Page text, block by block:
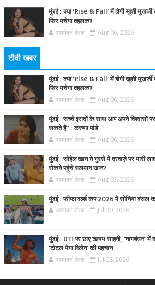
मुंबई : क्या ‘Rise & Fall’ में होगी खुशी मुखर्जी
फिर मचेगा तहलका!
आर्यावर्त डेस्क Aug 06, 2026
टीवी खबर
मुंबई : क्या ‘Rise & Fall’ में होगी खुशी मुखर्जी
फिर मचेगा तहलका!
आर्यावर्त डेस्क Aug 06, 2026
मुंबई : सच्चे इरादों के साथ आप अपने विश्वासों
सकते हैं” : करुणा पांडे
आर्यावर्त डेस्क Aug 06, 2026
मुंबई : सोहेल खान ने गुस्से में दरवाज़े पर मारी
रोकने पहुंचे सलमान खान?
आर्यावर्त डेस्क Aug 03, 2026
मुंबई : फीफा वर्ल्ड कप 2026 में सोनिया बंसल
आर्यावर्त डेस्क Jul 30, 2026
मुंबई : OTT पर छाए ऋषभ साहनी, 'नागबंधन' में
'टोटल मेगा विलेन' की पहचान
आर्यावर्त डेस्क Jul 28, 2026